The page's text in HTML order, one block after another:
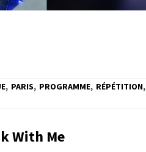
, PARIS, PROGRAMME, RÉPÉTITION,
With Me